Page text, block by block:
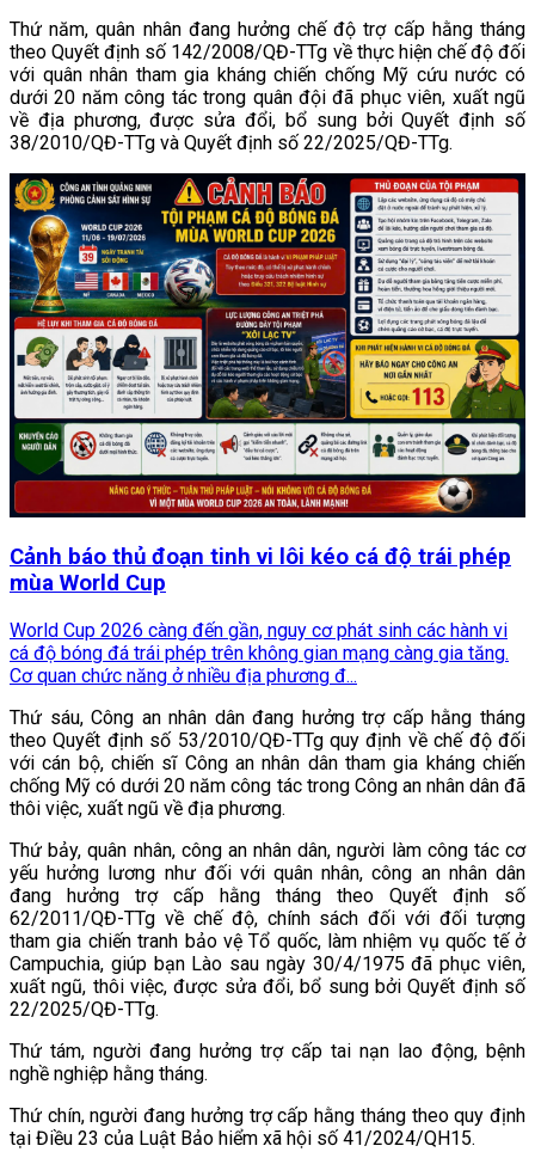
Thứ năm, quân nhân đang hưởng chế độ trợ cấp hằng tháng
theo Quyết định số 142/2008/QĐ-TTg về thực hiện chế độ đối
với quân nhân tham gia kháng chiến chống Mỹ cứu nước có
dưới 20 năm công tác trong quân đội đã phục viên, xuất ngũ
về địa phương, được sửa đổi, bổ sung bởi Quyết định số
38/2010/QĐ-TTg và Quyết định số 22/2025/QĐ-TTg.
Cảnh báo thủ đoạn tinh vi lôi kéo cá độ trái phép
mùa World Cup
World Cup 2026 càng đến gần, nguy cơ phát sinh các hành vi
cá độ bóng đá trái phép trên không gian mạng càng gia tăng.
Cơ quan chức năng ở nhiều địa phương đ...
Thứ sáu, Công an nhân dân đang hưởng trợ cấp hằng tháng
theo Quyết định số 53/2010/QĐ-TTg quy định về chế độ đối
với cán bộ, chiến sĩ Công an nhân dân tham gia kháng chiến
chống Mỹ có dưới 20 năm công tác trong Công an nhân dân đã
thôi việc, xuất ngũ về địa phương.
Thứ bảy, quân nhân, công an nhân dân, người làm công tác cơ
yếu hưởng lương như đối với quân nhân, công an nhân dân
đang hưởng trợ cấp hằng tháng theo Quyết định số
62/2011/QĐ-TTg về chế độ, chính sách đối với đối tượng
tham gia chiến tranh bảo vệ Tổ quốc, làm nhiệm vụ quốc tế ở
Campuchia, giúp bạn Lào sau ngày 30/4/1975 đã phục viên,
xuất ngũ, thôi việc, được sửa đổi, bổ sung bởi Quyết định số
22/2025/QĐ-TTg.
Thứ tám, người đang hưởng trợ cấp tai nạn lao động, bệnh
nghề nghiệp hằng tháng.
Thứ chín, người đang hưởng trợ cấp hằng tháng theo quy định
tại Điều 23 của Luật Bảo hiểm xã hội số 41/2024/QH15.